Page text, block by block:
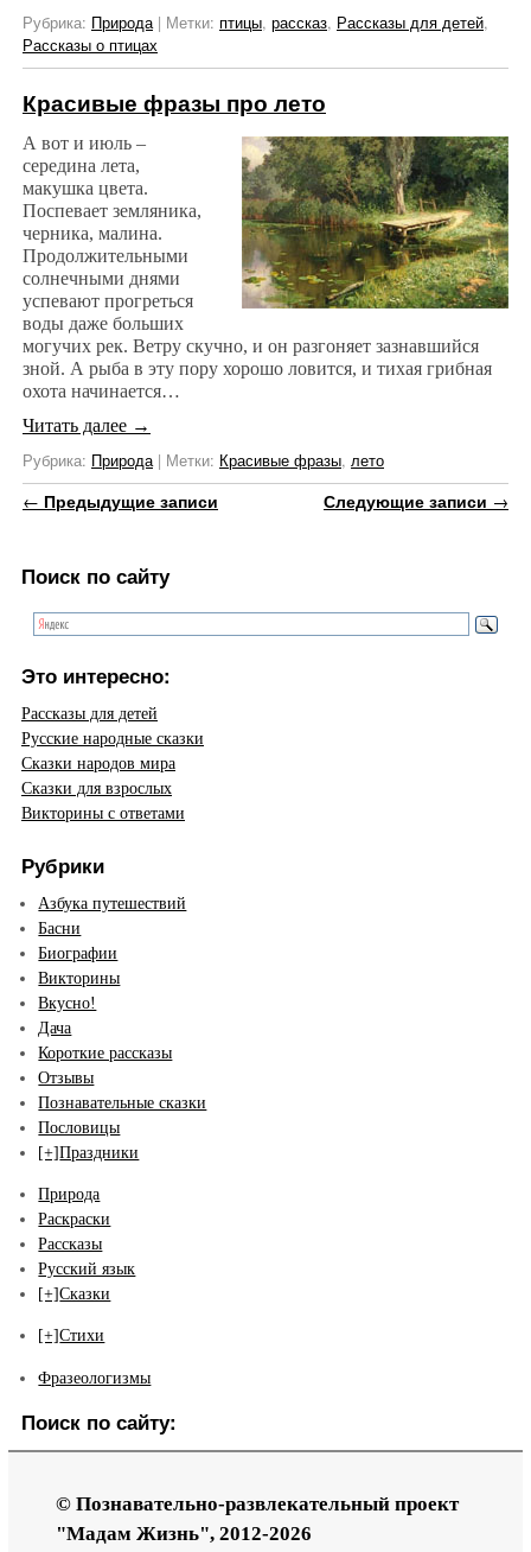
Рубрика: Природа | Метки: птицы, рассказ, Рассказы для детей,
Рассказы о птицах
Красивые фразы про лето
А вот и июль –
середина лета,
макушка цвета.
Поспевает земляника,
черника, малина.
Продолжительными
солнечными днями
успевают прогреться
воды даже больших
могучих рек. Ветру скучно, и он разгоняет зазнавшийся
зной. А рыба в эту пору хорошо ловится, и тихая грибная
охота начинается…
Читать далее →
Рубрика: Природа | Метки: Красивые фразы, лето
Навигация по записям
← Предыдущие записи Следующие записи →
Поиск по сайту
Это интересно:
Рассказы для детей
Русские народные сказки
Сказки народов мира
Сказки для взрослых
Викторины с ответами
Рубрики
Азбука путешествий
Басни
Биографии
Викторины
Вкусно!
Дача
Короткие рассказы
Отзывы
Познавательные сказки
Пословицы
[+]Праздники
Природа
Раскраски
Рассказы
Русский язык
[+]Сказки
[+]Стихи
Фразеологизмы
Поиск по сайту:
© Познавательно-развлекательный проект
"Мадам Жизнь", 2012-2026